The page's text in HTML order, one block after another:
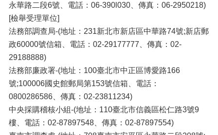
永華路二段6號、電話：06-390l030、傳真：06-2950218)
[檢舉受理單位]
法務部調查局-(地址：231新北市新店區中華路74號;新店郵
政60000號信箱、電話：02-29177777、傳真：02-
29188888)
法務部廉政署-(地址：100臺北市中正區博愛路166
號;100006國史館郵局第153號信箱、電話：
0800286586、傳真：02-23811234)
中央採購稽核小組-(地址：110臺北市信義區松仁路3號9
樓、電話：02-87897548、傳真：02-87897554)